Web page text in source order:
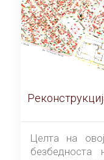
Целта на